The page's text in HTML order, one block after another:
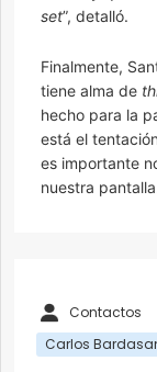
set”, detalló.
Finalmente,
tiene alma de
hecho para la
está el
es importante
nuestra
Contactos
Carlos